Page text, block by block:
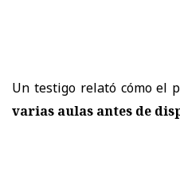
Un testigo relató cómo el
varias aulas antes de